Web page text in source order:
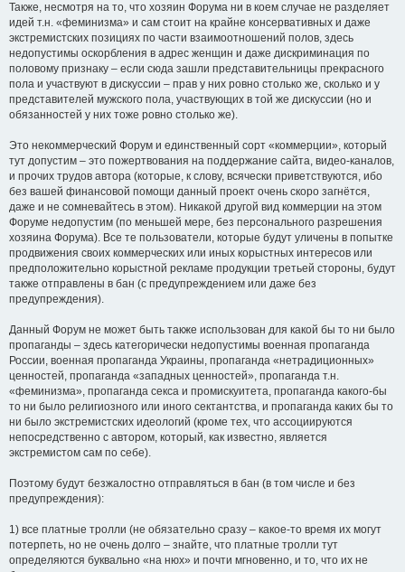
Также, несмотря на то, что хозяин Форума ни в коем случае не разделяет
идей т.н. «феминизма» и сам стоит на крайне консервативных и даже
экстремистских позициях по части взаимоотношений полов, здесь
недопустимы оскорбления в адрес женщин и даже дискриминация по
половому признаку – если сюда зашли представительницы прекрасного
пола и участвуют в дискуссии – прав у них ровно столько же, сколько и у
представителей мужского пола, участвующих в той же дискуссии (но и
обязанностей у них тоже ровно столько же).
Это некоммерческий Форум и единственный сорт «коммерции», который
тут допустим – это пожертвования на поддержание сайта, видео-каналов,
и прочих трудов автора (которые, к слову, всячески приветствуются, ибо
без вашей финансовой помощи данный проект очень скоро загнётся,
даже и не сомневайтесь в этом). Никакой другой вид коммерции на этом
Форуме недопустим (по меньшей мере, без персонального разрешения
хозяина Форума). Все те пользователи, которые будут уличены в попытке
продвижения своих коммерческих или иных корыстных интересов или
предположительно корыстной рекламе продукции третьей стороны, будут
также отправлены в бан (с предупреждением или даже без
предупреждения).
Данный Форум не может быть также использован для какой бы то ни было
пропаганды – здесь категорически недопустимы военная пропаганда
России, военная пропаганда Украины, пропаганда «нетрадиционных»
ценностей, пропаганда «западных ценностей», пропаганда т.н.
«феминизма», пропаганда секса и промискуитета, пропаганда какого-бы
то ни было религиозного или иного сектантства, и пропаганда каких бы то
ни было экстремистских идеологий (кроме тех, что ассоциируются
непосредственно с автором, который, как известно, является
экстремистом сам по себе).
Поэтому будут безжалостно отправляться в бан (в том числе и без
предупреждения):
1) все платные тролли (не обязательно сразу – какое-то время их могут
потерпеть, но не очень долго – знайте, что платные тролли тут
определяются буквально «на нюх» и почти мгновенно, и то, что их не